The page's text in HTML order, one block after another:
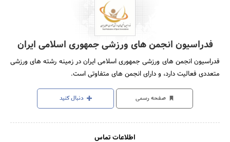
فدراسیون انجمن های ورزشی جمهوری اسلامی ایران
فدراسیون انجمن های ورزشی جمهوری اسلامی ایران در زمینه رشته های ورزشی
متعددی فعالیت دارد، و دارای انجمن های متفاوتی است.
صفحه رسمی دنبال کنید
اطلاعات تماس